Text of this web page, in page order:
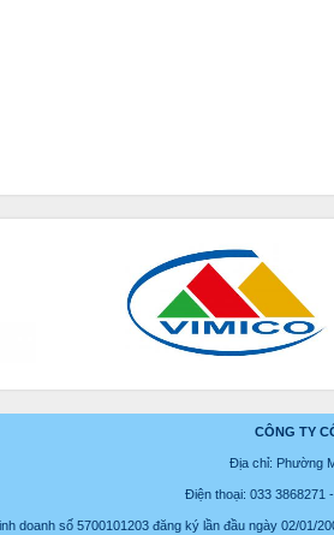
CÔNG TY
Địa chỉ: Phường
Điện thoại: 033 3868271
doanh số 5700101203 đăng ký lần đầu ngày 02/01/